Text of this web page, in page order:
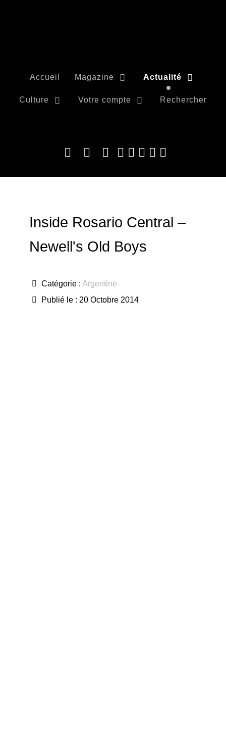
Accueil Magazine Actualité
Culture Votre compte Rechercher
Inside Rosario Central –
Newell's Old Boys
Catégorie : Argentine
Publié le : 20 Octobre 2014